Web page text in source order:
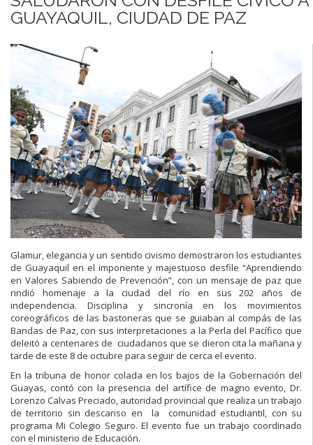
GUAYAQUIL, CIUDAD DE PAZ
Glamur, elegancia y un sentido civismo demostraron los estudiantes
de Guayaquil en el imponente y majestuoso desfile “Aprendiendo
en Valores Sabiendo de Prevención”, con un mensaje de paz que
rindió homenaje a la ciudad del río en sus 202 años de
independencia. Disciplina y sincronía en los movimientos
coreográficos de las bastoneras que se guiaban al compás de las
Bandas de Paz, con sus interpretaciones a la Perla del Pacífico que
deleitó a centenares de ciudadanos que se dieron cita la mañana y
tarde de este 8 de octubre para seguir de cerca el evento.
En la tribuna de honor colada en los bajos de la Gobernación del
Guayas, contó con la presencia del artífice de magno evento, Dr.
Lorenzo Calvas Preciado, autoridad provincial que realiza un trabajo
de territorio sin descanso en la comunidad estudiantil, con su
programa Mi Colegio Seguro. El evento fue un trabajo coordinado
con el ministerio de Educación.